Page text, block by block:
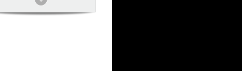
钢琴名家系列 浪漫王者 基里尔
·格斯坦钢琴独奏会[2026-09-24